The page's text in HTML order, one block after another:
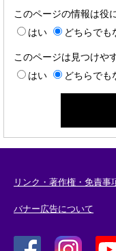
このページの情報は役
はい
どちらでも
このページは見つけや
はい
どちらでも
リンク・著作権・免責事
バナー広告について